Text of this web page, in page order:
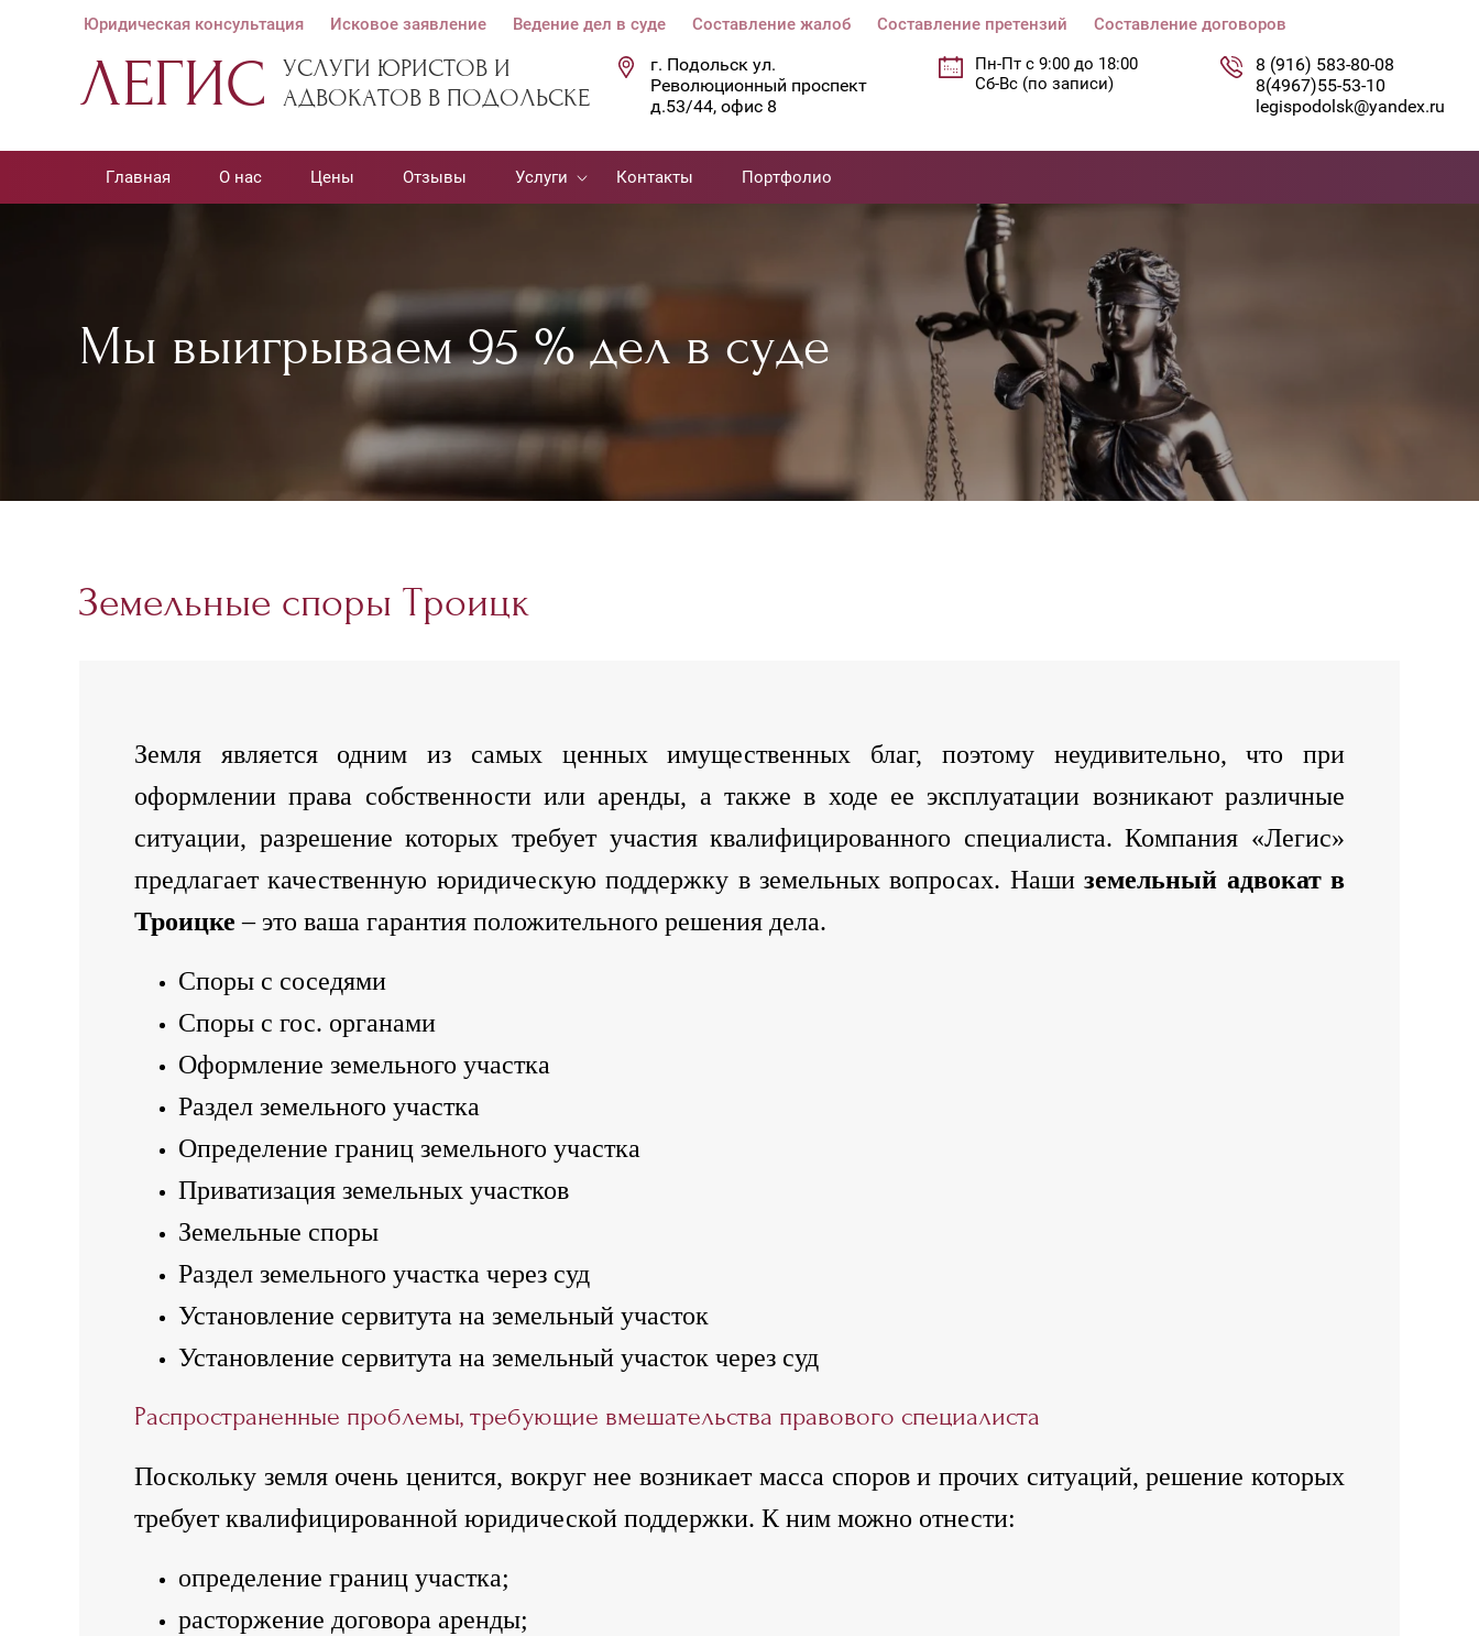
Юридическая консультация Исковое заявление Ведение дел в суде Составление жалоб Составление претензий Составление договоров
ЛЕГИС
УСЛУГИ ЮРИСТОВ И
АДВОКАТОВ В ПОДОЛЬСКЕ
г. Подольск ул.
Революционный проспект
д.53/44, офис 8
Пн-Пт с 9:00 до 18:00
Сб-Вс (по записи)
8 (916) 583-80-08
8(4967)55-53-10
legispodolsk@yandex.ru
Главная О нас Цены Отзывы Услуги Контакты Портфолио
Мы выигрываем 95 % дел в суде
Земельные споры Троицк
Земля является одним из самых ценных имущественных благ, поэтому неудивительно, что при
оформлении права собственности или аренды, а также в ходе ее эксплуатации возникают различные
ситуации, разрешение которых требует участия квалифицированного специалиста. Компания «Легис»
предлагает качественную юридическую поддержку в земельных вопросах. Нашиземельный адвокат в
Троицке – это ваша гарантия положительного решения дела.
Споры с соседями
Споры с гос. органами
Оформление земельного участка
Раздел земельного участка
Определение границ земельного участка
Приватизация земельных участков
Земельные споры
Раздел земельного участка через суд
Установление сервитута на земельный участок
Установление сервитута на земельный участок через суд
Распространенные проблемы, требующие вмешательства правового специалиста
Поскольку земля очень ценится, вокруг нее возникает масса споров и прочих ситуаций, решение которых
требует квалифицированной юридической поддержки. К ним можно отнести:
определение границ участка;
расторжение договора аренды;